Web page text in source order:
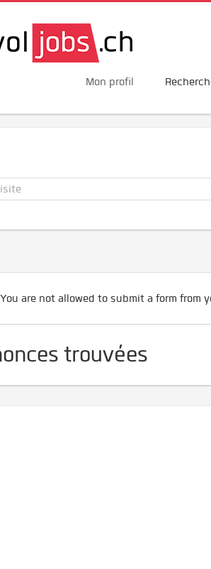
Mon profil
You are not allowed to submit a form from
trouvées